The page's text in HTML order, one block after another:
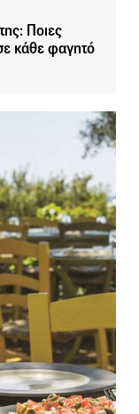
Ποιες
σε κάθε φαγητό